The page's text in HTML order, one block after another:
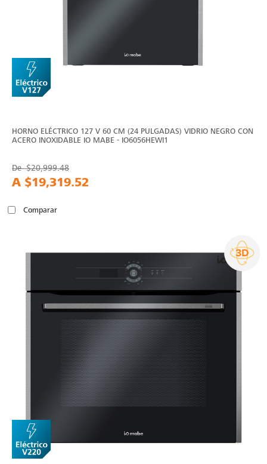
HORNO ELÉCTRICO 127 V 60 CM (24 PULGADAS) VIDRIO NEGRO CON
ACERO INOXIDABLE IO MABE - IO6056HEWI1
De$20,999.48
A $19,319.52
Comparar